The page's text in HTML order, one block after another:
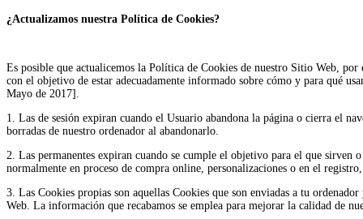
¿Actualizamos nuestra Política de Cookies?
Es posible que actualicemos la Política de Cookies de nuestro Sitio Web,
con el objetivo de estar adecuadamente informado sobre cómo y para qué
Mayo de 2017].
1. Las de sesión expiran cuando el Usuario abandona la página o cierra el
borradas de nuestro ordenador al abandonarlo.
2. Las permanentes expiran cuando se cumple el objetivo para el que
normalmente en proceso de compra online, personalizaciones o en el
3. Las Cookies propias son aquellas Cookies que son enviadas a tu
Web. La información que recabamos se emplea para mejorar la calidad de